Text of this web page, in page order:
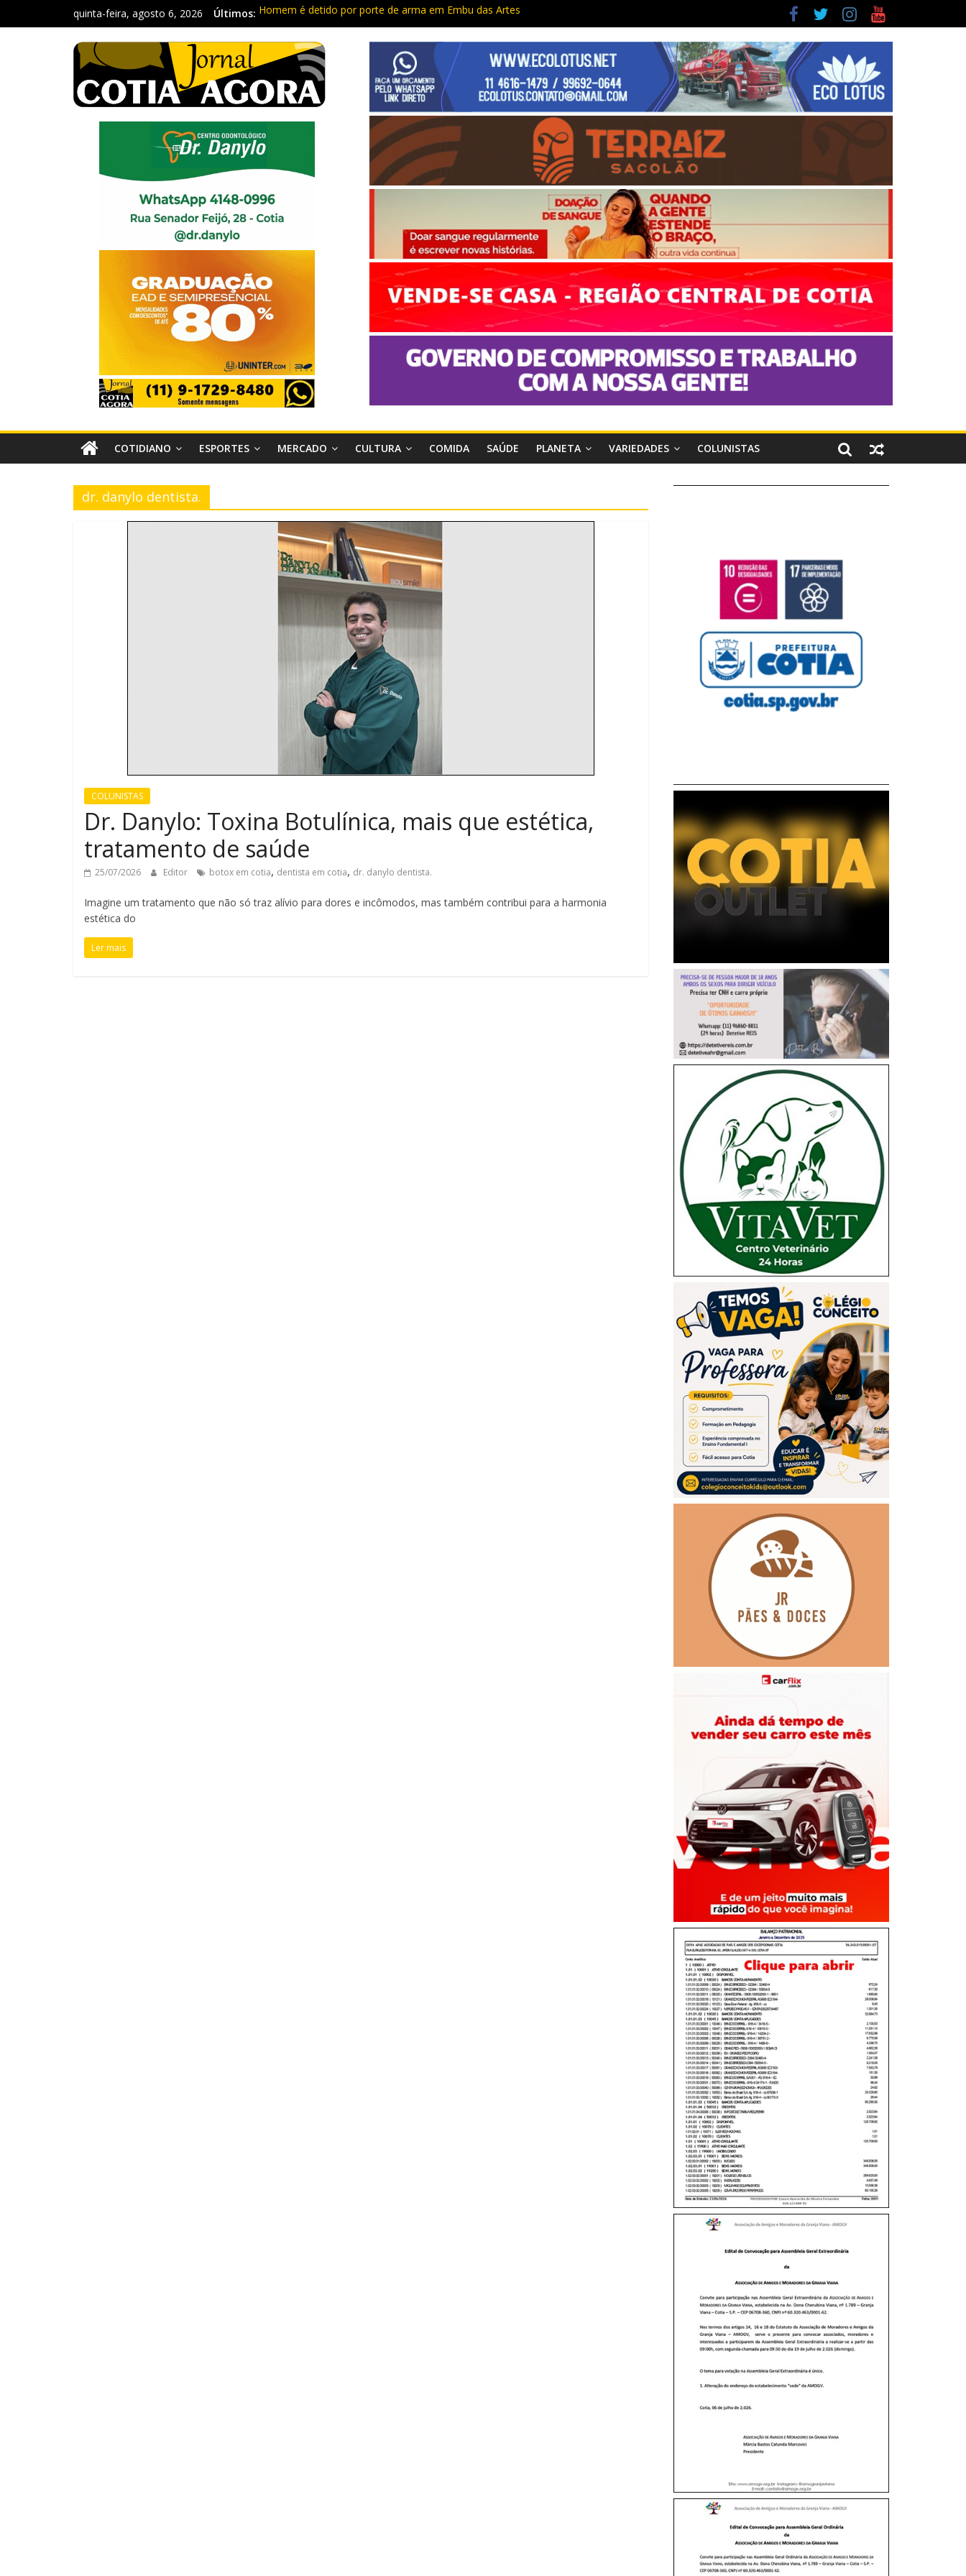
quinta-feira, agosto 6, 2026 Últimos: Homem é detido por porte de arma em Embu das Artes
Carretas da Capacitação trazem cursos gratuitos para Cotia e Vargem Grande
Traficante é preso com quase 400 porções de drogas no Jardim Rosemeire
Radares de Cotia vão passar por manutenção e vias serão interditadas
PM prende homem com grande quantidade de entorpecentes em Itapevi
COTIDIANO ESPORTES MERCADO CULTURA COMIDA SAÚDE PLANETA VARIEDADES COLUNISTAS
dr. danylo dentista.
COLUNISTAS
Dr. Danylo: Toxina Botulínica, mais que estética,
tratamento de saúde
25/07/2026 Editor botox em cotia, dentista em cotia, dr. danylo dentista.
Imagine um tratamento que não só traz alívio para dores e incômodos, mas também contribui para a harmonia
estética do
Ler mais